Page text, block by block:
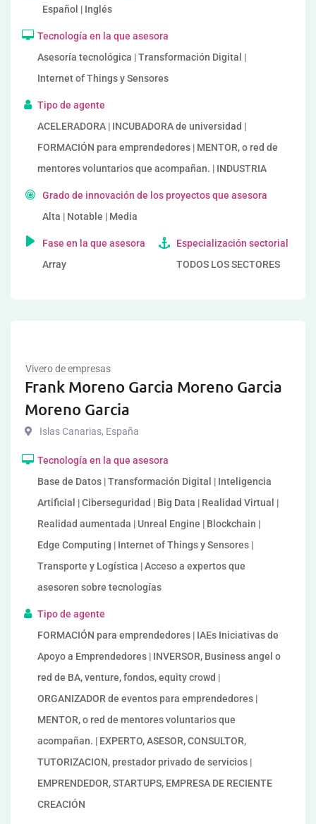
Español | Inglés
Tecnología en la que asesora
Asesoría tecnológica | Transformación Digital |
Internet of Things y Sensores
Tipo de agente
ACELERADORA | INCUBADORA de universidad |
FORMACIÓN para emprendedores | MENTOR, o red de
mentores voluntarios que acompañan. | INDUSTRIA
Grado de innovación de los proyectos que asesora
Alta | Notable | Media
Fase en la que asesora
Array
Especialización sectorial
TODOS LOS SECTORES
Vivero de empresas
Frank Moreno Garcia Moreno Garcia
Moreno Garcia
Islas Canarias, España
Tecnología en la que asesora
Base de Datos | Transformación Digital | Inteligencia
Artificial | Ciberseguridad | Big Data | Realidad Virtual |
Realidad aumentada | Unreal Engine | Blockchain |
Edge Computing | Internet of Things y Sensores |
Transporte y Logística | Acceso a expertos que
asesoren sobre tecnologías
Tipo de agente
FORMACIÓN para emprendedores | IAEs Iniciativas de
Apoyo a Emprendedores | INVERSOR, Business angel o
red de BA, venture, fondos, equity crowd |
ORGANIZADOR de eventos para emprendedores |
MENTOR, o red de mentores voluntarios que
acompañan. | EXPERTO, ASESOR, CONSULTOR,
TUTORIZACION, prestador privado de servicios |
EMPRENDEDOR, STARTUPS, EMPRESA DE RECIENTE
CREACIÓN